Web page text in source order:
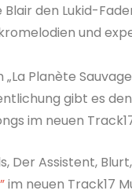
den Lukid-
und
Planète
gibt es
im neuen
Der Assistent,
im neuen Track17